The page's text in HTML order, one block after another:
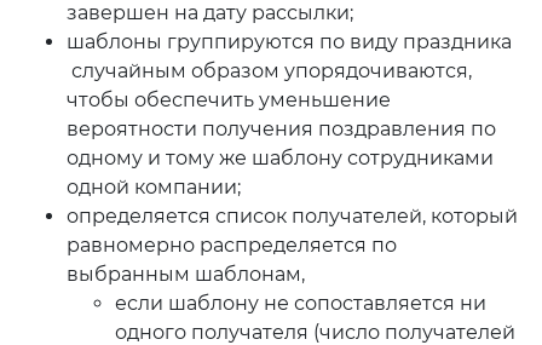
завершен на дату рассылки;
шаблоны группируются по виду праздника
случайным образом упорядочиваются,
чтобы обеспечить уменьшение
вероятности получения поздравления по
одному и тому же шаблону сотрудниками
одной компании;
определяется список получателей, который
равномерно распределяется по
выбранным шаблонам,
если шаблону не сопоставляется ни
одного получателя (число получателей